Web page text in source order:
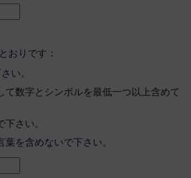
おりです：
い。
て数字とシンボルを最低一つ以上含めて
さい。
を含めないで下さい。